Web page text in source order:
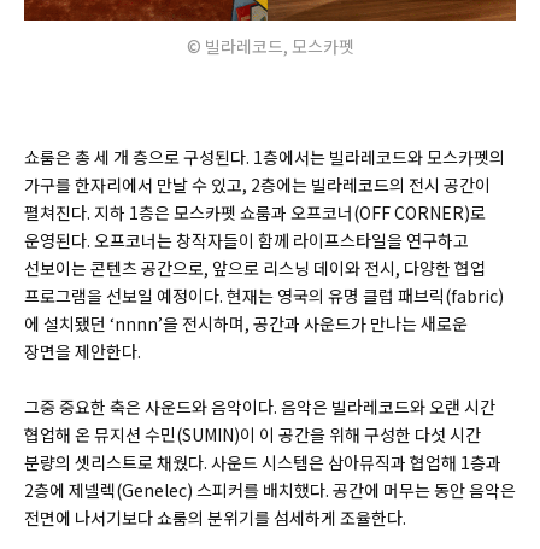
© 빌라레코드, 모스카펫
쇼룸은 총 세 개 층으로 구성된다. 1층에서는 빌라레코드와 모스카펫의
가구를 한자리에서 만날 수 있고, 2층에는 빌라레코드의 전시 공간이
펼쳐진다. 지하 1층은 모스카펫 쇼룸과 오프코너(OFF CORNER)로
운영된다. 오프코너는 창작자들이 함께 라이프스타일을 연구하고
선보이는 콘텐츠 공간으로, 앞으로 리스닝 데이와 전시, 다양한 협업
프로그램을 선보일 예정이다. 현재는 영국의 유명 클럽 패브릭(fabric)
에 설치됐던 ‘nnnn’을 전시하며, 공간과 사운드가 만나는 새로운
장면을 제안한다.
그중 중요한 축은 사운드와 음악이다. 음악은 빌라레코드와 오랜 시간
협업해 온 뮤지션 수민(SUMIN)이 이 공간을 위해 구성한 다섯 시간
분량의 셋리스트로 채웠다. 사운드 시스템은 삼아뮤직과 협업해 1층과
2층에 제넬렉(Genelec) 스피커를 배치했다. 공간에 머무는 동안 음악은
전면에 나서기보다 쇼룸의 분위기를 섬세하게 조율한다.